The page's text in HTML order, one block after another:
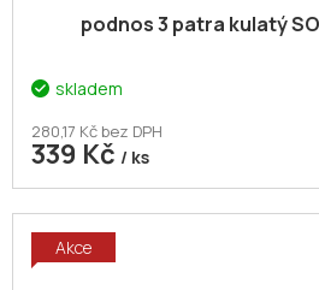
podnos 3 patra kulatý
skladem
280,17 Kč bez DPH
339 Kč / ks
Akce